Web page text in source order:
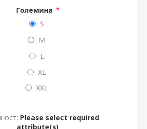
Големина *
S
M
L
XL
XXL
Please select required
attribute(s)